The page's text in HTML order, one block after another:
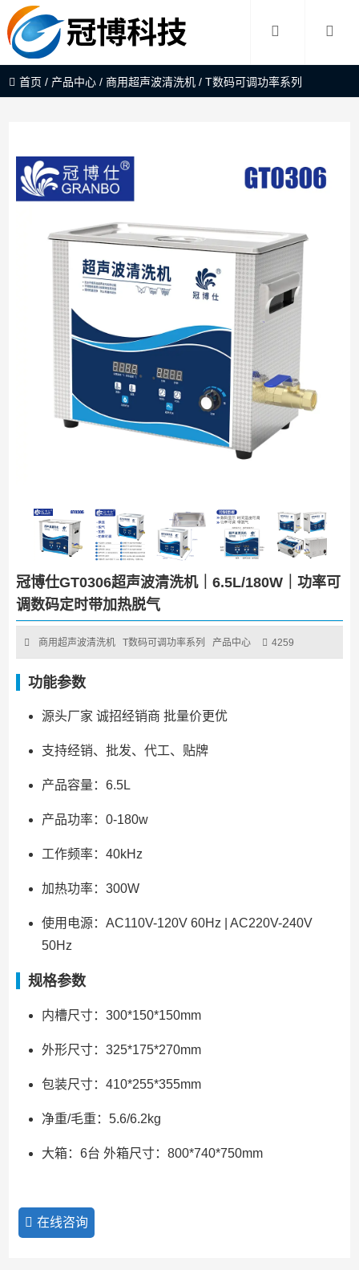
首页 / 产品中心 /商用超声波清洗机 /T数码可调功率系列
冠博仕GT0306超声波清洗机｜6.5L/180W｜功率可
调数码定时带加热脱气
商用超声波清洗机 T数码可调功率系列 产品中心 4259
功能参数
源头厂家 诚招经销商 批量价更优
支持经销、批发、代工、贴牌
产品容量：6.5L
产品功率：0-180w
工作频率：40kHz
加热功率：300W
使用电源：AC110V-120V 60Hz | AC220V-240V
50Hz
规格参数
内槽尺寸：300*150*150mm
外形尺寸：325*175*270mm
包装尺寸：410*255*355mm
净重/毛重：5.6/6.2kg
大箱：6台 外箱尺寸：800*740*750mm
在线咨询